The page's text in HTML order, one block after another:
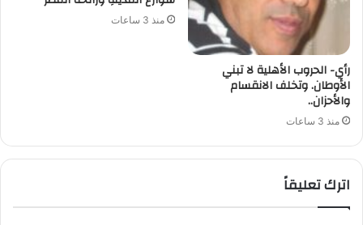
رأي- الحروب الأهلية لا تبني
الأوطان. وتخلف الانقسام
والأحزان..
منذ 3 ساعات
منذ 3 ساعات
اترك تعليقاً